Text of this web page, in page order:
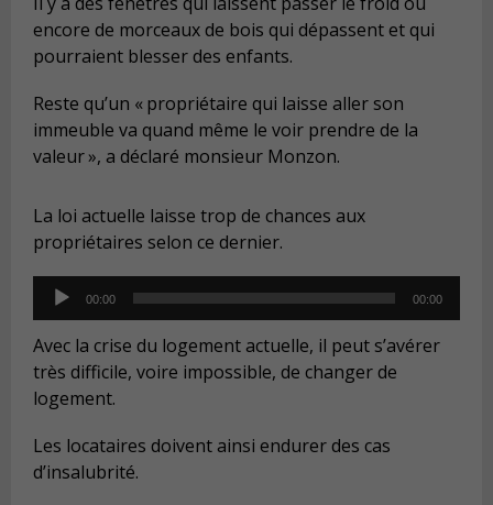
encore de morceaux de bois qui dépassent et qui
pourraient blesser des enfants.
Reste qu’un « propriétaire qui laisse aller son
immeuble va quand même le voir prendre de la
valeur », a déclaré monsieur Monzon.
La loi actuelle laisse trop de chances aux
propriétaires selon ce dernier.
Audio
Player
00:00 00:00
Avec la crise du logement actuelle, il peut s’avérer
très difficile, voire impossible, de changer de
logement.
Les locataires doivent ainsi endurer des cas
d’insalubrité.